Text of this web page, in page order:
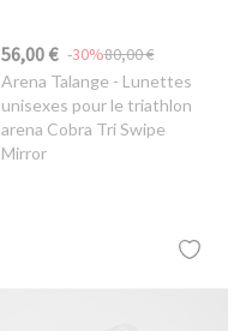
56,00 € 80,00 €
-30%
Arena Talange - Lunettes
unisexes pour le triathlon
arena Cobra Tri Swipe
Mirror